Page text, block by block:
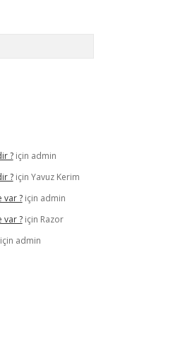
?için admin
?için Yavuz Kerim
var ?için admin
var ?için Razor
admin